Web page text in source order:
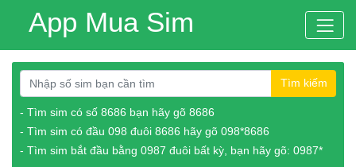
App Mua Sim
Tìm kiếm
- Tìm sim có số 8686 bạn hãy gõ 8686
- Tìm sim có đầu 098 đuôi 8686 hãy gõ 098*8686
- Tìm sim bắt đầu bằng 0987 đuôi bất kỳ, bạn hãy gõ: 0987*